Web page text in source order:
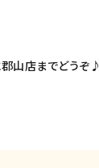
山店までどうぞ♪